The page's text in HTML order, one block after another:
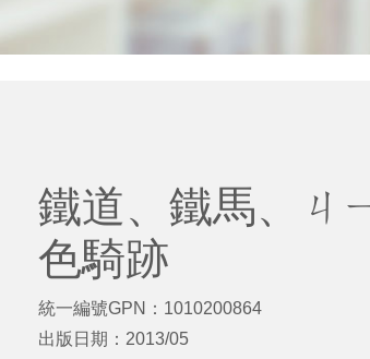
鐵道、鐵馬、ㄐ
色騎跡
統一編號GPN：1010200864
出版日期：2013/05